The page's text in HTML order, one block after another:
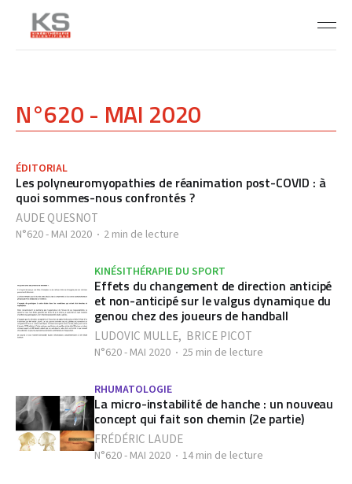
N°620 - MAI 2020
ÉDITORIAL
Les polyneuromyopathies de réanimation post-COVID : à
quoi sommes-nous confrontés ?
AUDE QUESNOT
N°620 - MAI 2020 2 min de lecture
KINÉSITHÉRAPIE DU SPORT
Effets du changement de direction anticipé
et non-anticipé sur le valgus dynamique du
genou chez des joueurs de handball
LUDOVIC MULLE, BRICE PICOT
N°620 - MAI 2020 25 min de lecture
RHUMATOLOGIE
La micro-instabilité de hanche : un nouveau
concept qui fait son chemin (2e partie)
FRÉDÉRIC LAUDE
N°620 - MAI 2020 14 min de lecture